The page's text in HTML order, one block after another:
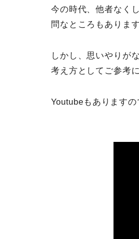
今の時代、他者なく
問なところもあります
しかし、思いやりが
考え方としてご参考
Youtubeもありますの